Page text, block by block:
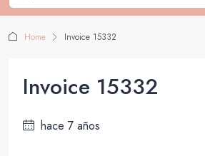
Home Invoice 15332
Invoice 15332
hace 7 años